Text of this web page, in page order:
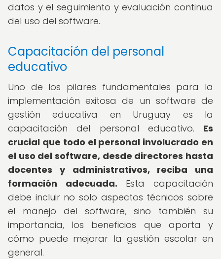
datos y el seguimiento y evaluación continua
del uso del software.
Capacitación del personal
educativo
Uno de los pilares fundamentales para la
implementación exitosa de un software de
gestión educativa en Uruguay es la
capacitación del personal educativo. Es
crucial que todo el personal involucrado en
el uso del software, desde directores hasta
docentes y administrativos, reciba una
formación adecuada. Esta capacitación
debe incluir no solo aspectos técnicos sobre
el manejo del software, sino también su
importancia, los beneficios que aporta y
cómo puede mejorar la gestión escolar en
general.